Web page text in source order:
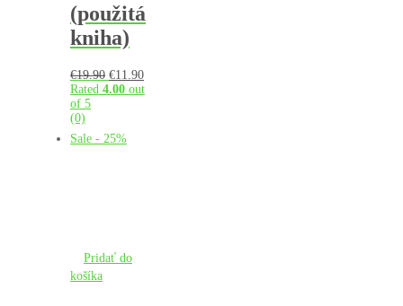
(použitá
kniha)
€19.90 Pôvodná
cena
€11.90Aktuálna
cena
Rated 4.00 out
of 5
(0)
Sale - 25%
Pridať do
košíka